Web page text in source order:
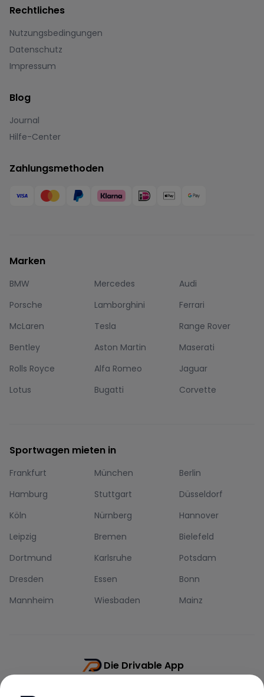
Rechtliches
Nutzungsbedingungen
Datenschutz
Impressum
Blog
Journal
Hilfe-Center
Zahlungsmethoden
Marken
BMW Mercedes
Audi
Porsche
Lamborghini
Ferrari
McLaren
Tesla
Range Rover
Bentley
Aston Martin
Maserati
Rolls Royce
Alfa Romeo
Jaguar
Lotus
Bugatti Corvette
Sportwagen mieten in
Frankfurt München
Berlin
Hamburg
Stuttgart
Düsseldorf
Köln
Nürnberg
Hannover
Leipzig
Bremen
Bielefeld
Dortmund
Karlsruhe
Potsdam
Dresden
Essen
Bonn
Mannheim
Wiesbaden Mainz
Die Drivable App